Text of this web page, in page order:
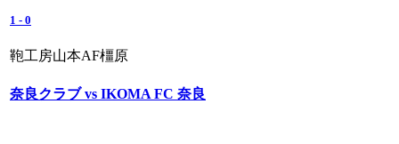
1 - 0
鞄工房山本AF橿原
奈良クラブ vs IKOMA FC 奈良